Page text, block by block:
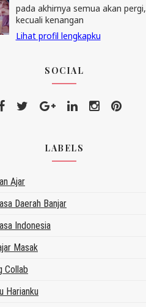
pada akhirnya semua akan pergi,
kecuali kenangan
Lihat profil lengkapku
SOCIAL
LABELS
Ajar
Daerah Banjar
Indonesia
Masak
Collab
Harianku